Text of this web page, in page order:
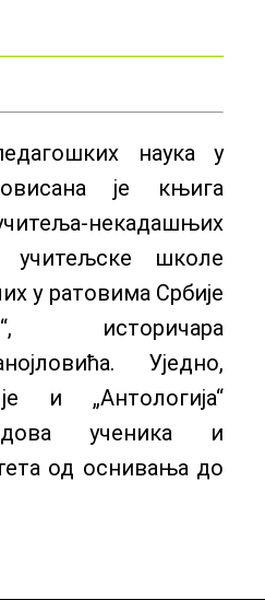
наука у
је књига
некадашњих
учитељске школе
у ратовима Србије
историчара
Уједно,
и „Антологија“
ученика и
од оснивања до